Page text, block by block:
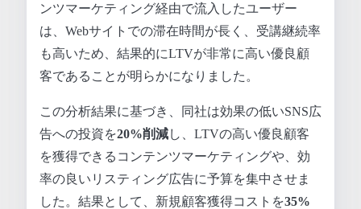
ンツマーケティング経由で流入したユーザー
は、Webサイトでの滞在時間が長く、受講継続率
も高いため、結果的にLTVが非常に高い優良顧
客であることが明らかになりました。
この分析結果に基づき、同社は効果の低いSNS広
告への投資を20%削減し、LTVの高い優良顧客
を獲得できるコンテンツマーケティングや、効
率の良いリスティング広告に予算を集中させま
した。結果として、新規顧客獲得コストを35%